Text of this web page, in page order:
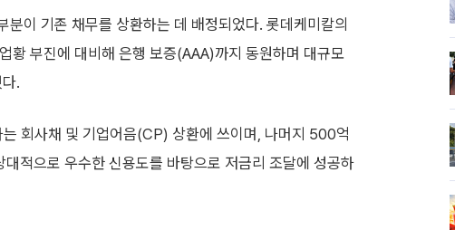
이 기존 채무를 상환하는 데 배정되었다. 롯데케미칼의
부진에 대비해 은행 보증(AAA)까지 동원하며 대규모
.
회사채 및 기업어음(CP) 상환에 쓰이며, 나머지 500억
적으로 우수한 신용도를 바탕으로 저금리 조달에 성공하